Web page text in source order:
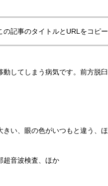
の記事のタイトルとURLをコピ
してしまう病気です。前方脱
い、眼の色がいつもと違う、
超音波検査、ほか